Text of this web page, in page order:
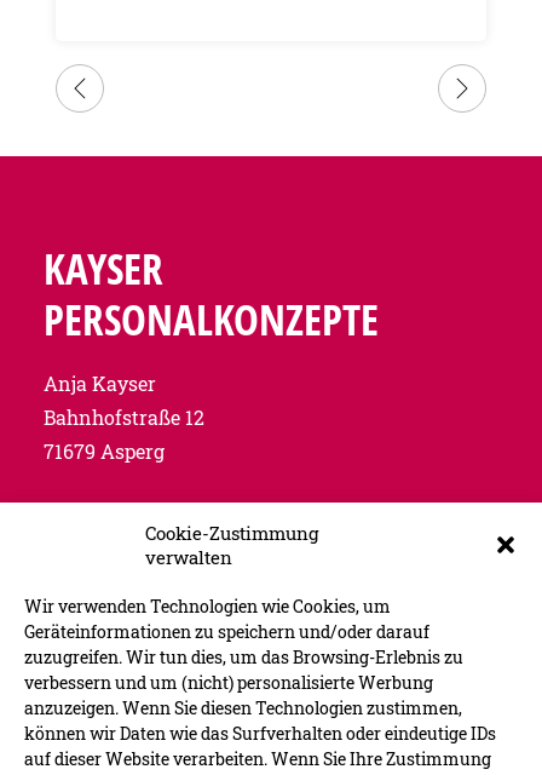
Cookie-Zustimmung
verwalten
Wir verwenden Technologien wie Cookies, um
Geräteinformationen zu speichern und/oder darauf
zuzugreifen. Wir tun dies, um das Browsing-Erlebnis zu
verbessern und um (nicht) personalisierte Werbung
anzuzeigen. Wenn Sie diesen Technologien zustimmen,
können wir Daten wie das Surfverhalten oder eindeutige IDs
auf dieser Website verarbeiten. Wenn Sie Ihre Zustimmung
KAYSER
PERSONALKONZEPTE
Anja Kayser
Bahnhofstraße 12
71679 Asperg
+49 7141 48 80 175
+49 173 23 72 657